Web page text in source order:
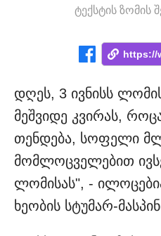
ტექსტის ზომის
დღეს, 3 ივნისს
მეშვიდე კვირას,
თენდება, სოფელი
მომლოცველებით
ლომისას", -
ხეობის სტუმარ-